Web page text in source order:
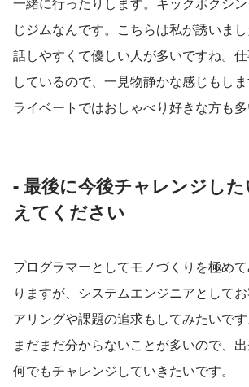
じジムなんです。こちらは私が誘いまし
話しやすくて優しい人が多いですね。
しているので、一見物静かな感じもし
ライベートではおしゃべり好きな方も多
- 最後に今後チャレンジし
えてください
プログラマーとしてモノづくりを極め
りますが、システムエンジニアとして
アリングや課題の追求もしてみたいです
まだまだ分からないことが多いので、
何でもチャレンジしていきたいです。